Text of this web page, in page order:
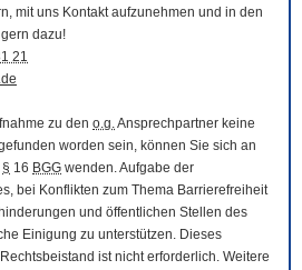
mit uns Kontakt aufzunehmen und in den
dazu!
21
zu den o.g.Ansprechpartner keine
worden sein, können Sie sich an
§ 16 BGG wenden. Aufgabe der
bei Konflikten zum Thema Barrierefreiheit
und öffentlichen Stellen des
Einigung zu unterstützen. Dieses
ist nicht erforderlich. Weitere